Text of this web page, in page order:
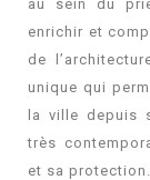
au sein du
enrichir et
de
unique qui
la ville depuis
très
et sa protection.